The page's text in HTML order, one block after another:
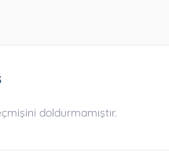
doldurmamıştır.